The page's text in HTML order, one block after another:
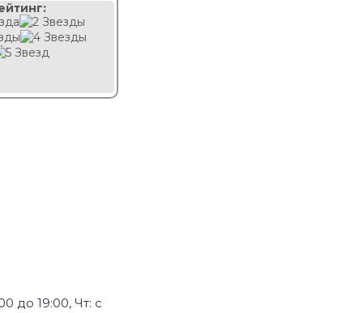
до 19:00, Чт: с